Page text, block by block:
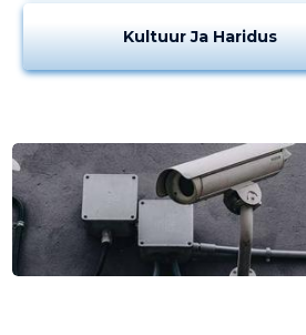
Kultuur Ja Haridus